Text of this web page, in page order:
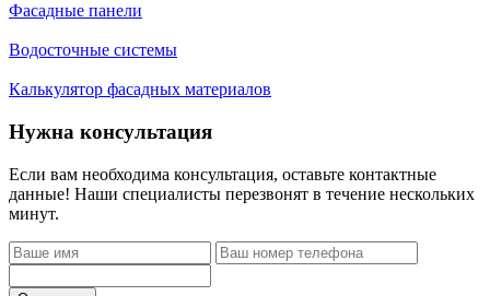
Фасадные панели
Водосточные системы
Калькулятор фасадных материалов
Нужна консультация
Если вам необходима консультация, оставьте контактные
данные! Наши специалисты перезвонят в течение нескольких
минут.